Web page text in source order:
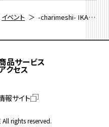
イベント -charimeshi- IKADAxISADORE 開催しました！
品サービス
クセス
報サイト
rights reserved.